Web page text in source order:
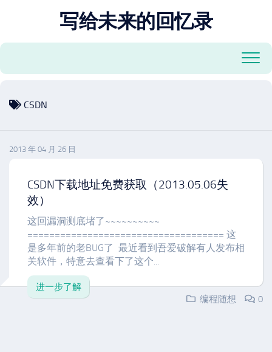
容
写给未来的回忆录
CSDN
2013 年 04 月 26 日
CSDN下载地址免费获取（2013.05.06失
效）
这回漏洞测底堵了~~~~~~~~~~
==================================== 这
是多年前的老BUG了 最近看到吾爱破解有人发布相
关软件，特意去查看下了这个...
进一步了解
编程随想
0